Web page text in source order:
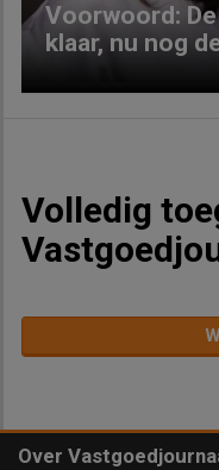
Voorwoord:
klaar, nu nog
Volledig
Over